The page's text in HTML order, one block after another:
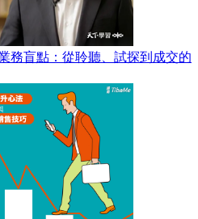
務盲點：從聆聽、試探到成交的